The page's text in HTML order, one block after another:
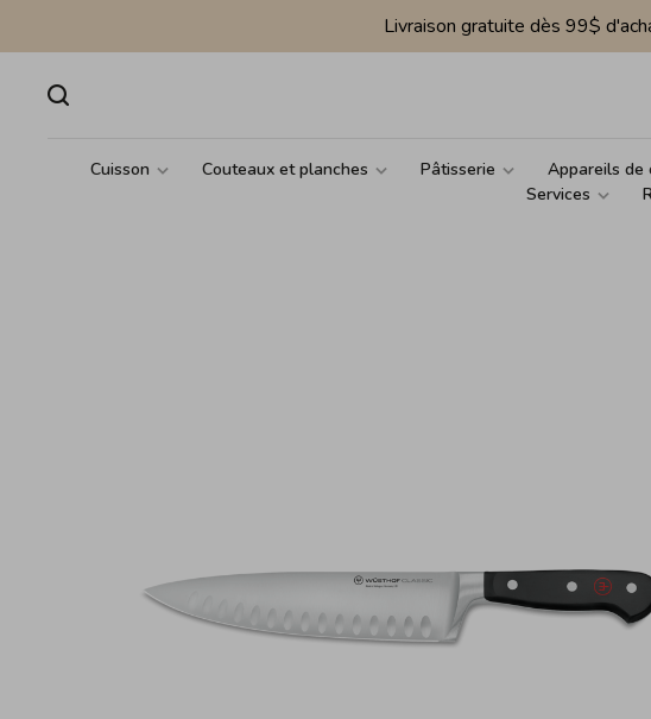
Livraison gratuite dès 99$
Cuisson Couteaux et planches Pâtisserie Appareils de
Services